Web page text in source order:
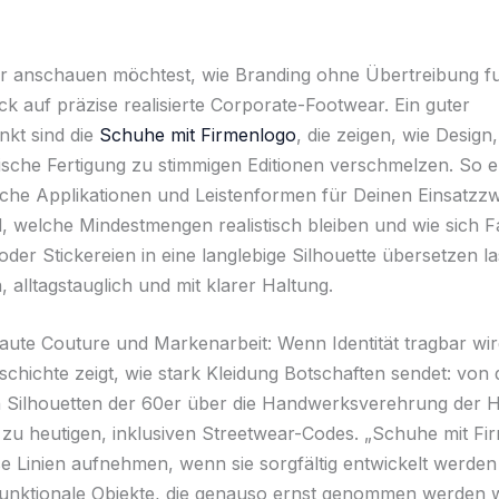
anschauen möchtest, wie Branding ohne Übertreibung
auf präzise realisierte Corporate-Footwear. Ein guter
sind die Schuhe mit Firmenlogo, die zeigen, wie
Fertigung zu stimmigen Editionen verschmelzen. So
Applikationen und Leistenformen für Deinen
welche Mindestmengen realistisch bleiben und wie sich
Stickereien in eine langlebige Silhouette übersetzen
alltagstauglich und mit klarer Haltung.
Couture und Markenarbeit: Wenn Identität tragbar
zeigt, wie stark Kleidung Botschaften sendet: von
Silhouetten der 60er über die Handwerksverehrung der
heutigen, inklusiven Streetwear-Codes. „Schuhe mit
Linien aufnehmen, wenn sie sorgfältig entwickelt
Objekte, die genauso ernst genommen werden